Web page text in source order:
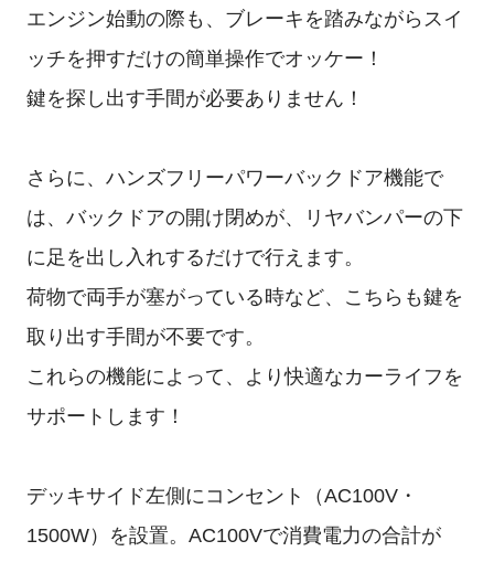
エンジン始動の際も、ブレーキを踏みながらスイ
ッチを押すだけの簡単操作でオッケー！
鍵を探し出す手間が必要ありません！
さらに、ハンズフリーパワーバックドア機能で
は、バックドアの開け閉めが、リヤバンパーの下
に足を出し入れするだけで行えます。
荷物で両手が塞がっている時など、こちらも鍵を
取り出す手間が不要です。
これらの機能によって、より快適なカーライフを
サポートします！
デッキサイド左側にコンセント（AC100V・
1500W）を設置。AC100Vで消費電力の合計が